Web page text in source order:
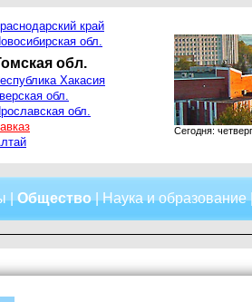
край
обл.
обл.
Хакасия
обл.
обл.
Сегодня:
|Общество|Наука и образование